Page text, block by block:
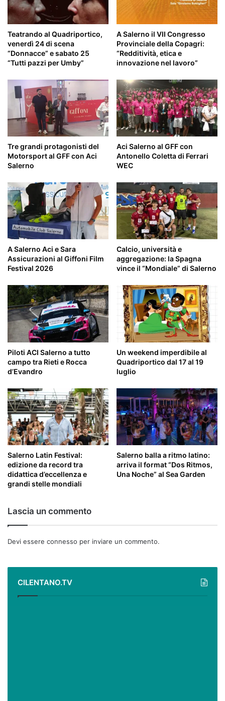
Teatrando al Quadriportico,
venerdì 24 di scena
“Donnacce” e sabato 25
“Tutti pazzi per Umby”
A Salerno il VII Congresso
Provinciale della Copagri:
“Redditività, etica e
innovazione nel lavoro”
Tre grandi protagonisti del
Motorsport al GFF con Aci
Salerno
Aci Salerno al GFF con
Antonello Coletta di Ferrari
WEC
A Salerno Aci e Sara
Assicurazioni al Giffoni Film
Festival 2026
Calcio, università e
aggregazione: la Spagna
vince il “Mondiale” di Salerno
Piloti ACI Salerno a tutto
campo tra Rieti e Rocca
d’Evandro
Un weekend imperdibile al
Quadriportico dal 17 al 19
luglio
Salerno Latin Festival:
edizione da record tra
didattica d’eccellenza e
grandi stelle mondiali
Salerno balla a ritmo latino:
arriva il format “Dos Ritmos,
Una Noche” al Sea Garden
Lascia un commento
Devi essere connesso per inviare un commento.
CILENTANO.TV